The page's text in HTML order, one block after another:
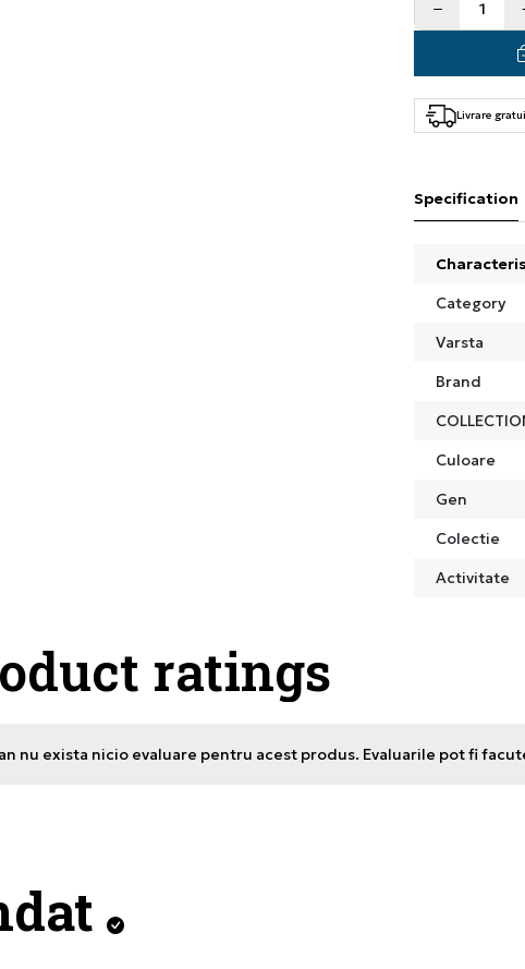
Livrare
Specification
Category
Varsta
Brand
Culoare
Gen
Colectie
Activitate
ratings
nu exista nicio evaluare pentru acest produs. Evaluarile pot fi